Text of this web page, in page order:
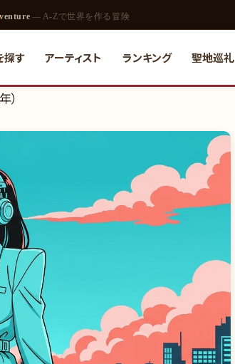
venture — A-Zで世界を作る冒険
探す アーティスト ランキング 聖地巡礼
）